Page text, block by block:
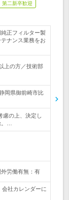
第二新卒歓迎
純正フィルター製
ナンス業務をお
上の方／技術部
岡県御前崎市比
慮の上、決定し
…
労働有無：有
会社カレンダーに